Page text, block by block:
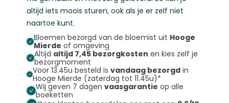
altijd iets moois sturen, ook als je er zelf niet
naartoe kunt.
Bloemen bezorgd van de bloemist uit Hooge
Mierde of omgeving
Altijd altijd 7,45 bezorgkosten en kies zelf je
bezorgmoment
Voor 13.45u besteld is vandaag bezorgdin
Hooge Mierde (zaterdag tot 11.45u)*
Wij geven 7 dagen vaasgarantie op alle
boeketten